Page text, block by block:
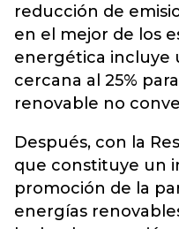
reducción de
en el mejor de los
energética incluye
cercana al 25%
renovable no
Después, con la
que constituye un
promoción de la
energías